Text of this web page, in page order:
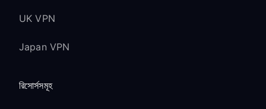
UK VPN
Japan VPN
রিসোর্সসমূহ